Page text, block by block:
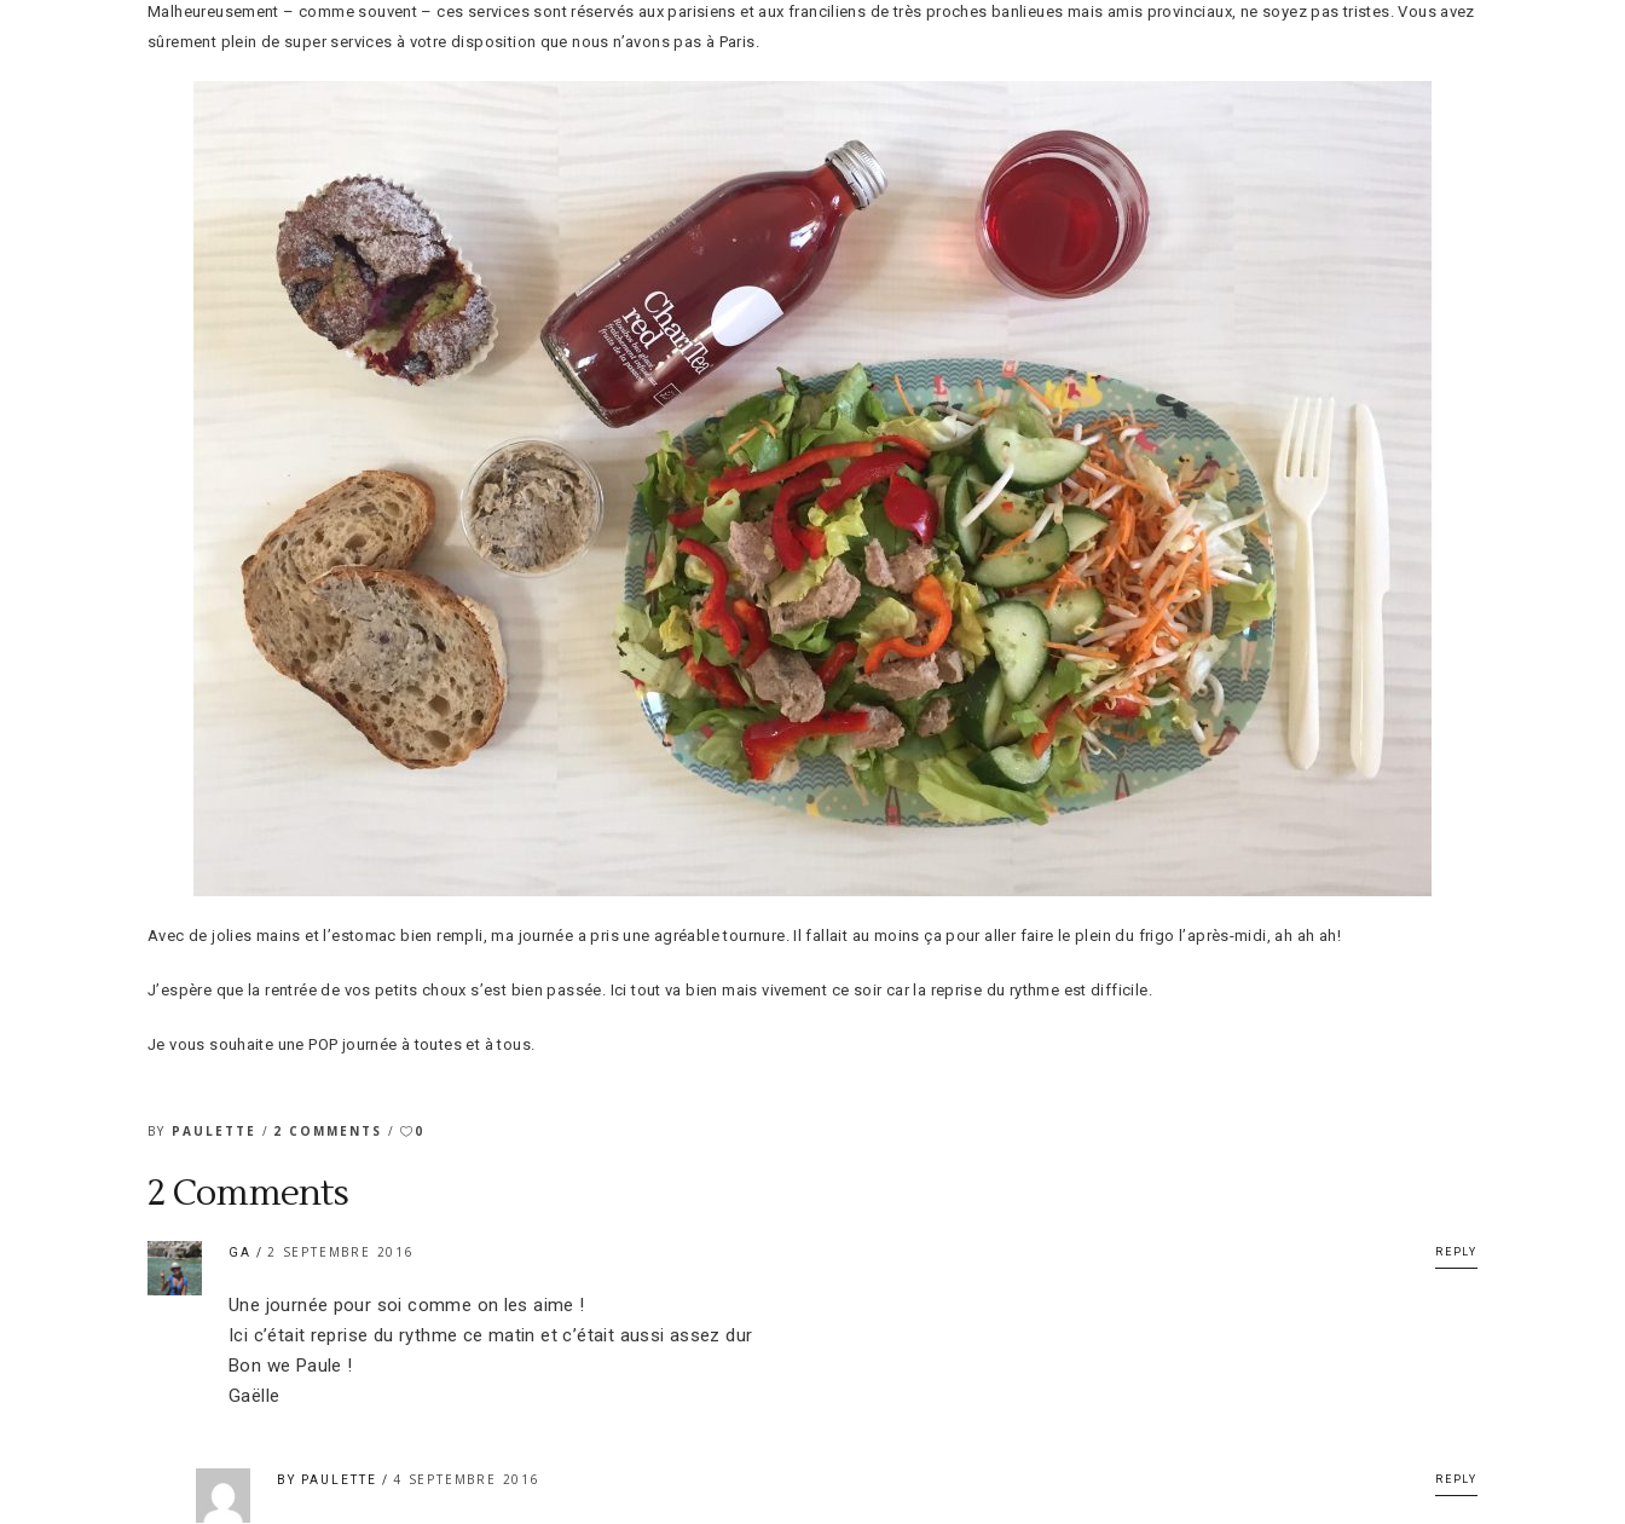
Malheureusement – comme souvent – ces services sont réservés aux parisiens et aux franciliens de très proches banlieues mais amis provinciaux, ne soyez pas tristes. Vous avez
sûrement plein de super services à votre disposition que nous n’avons pas à Paris.
Avec de jolies mains et l’estomac bien rempli, ma journée a pris une agréable tournure. Il fallait au moins ça pour aller faire le plein du frigo l’après-midi, ah ah ah!
J’espère que la rentrée de vos petits choux s’est bien passée. Ici tout va bien mais vivement ce soir car la reprise du rythme est difficile.
Je vous souhaite une POP journée à toutes et à tous.
BY PAULETTE 2 COMMENTS 0
2 Comments
GA 2 SEPTEMBRE 2016 REPLY
Une journée pour soi comme on les aime !
Ici c’était reprise du rythme ce matin et c’était aussi assez dur
Bon we Paule !
Gaëlle
BY PAULETTE 4 SEPTEMBRE 2016 REPLY